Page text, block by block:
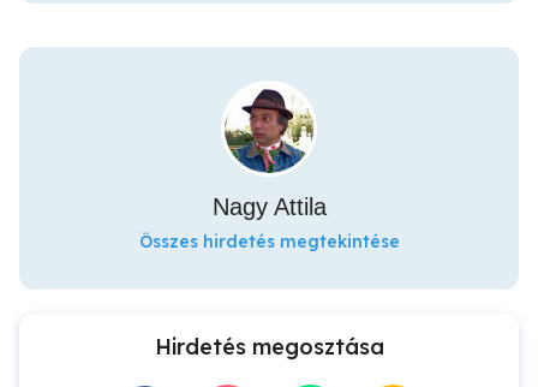
Nagy Attila
Összes hirdetés megtekintése
Hirdetés megosztása